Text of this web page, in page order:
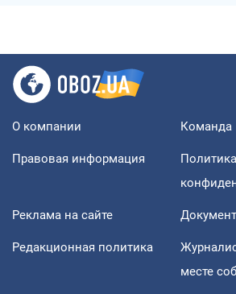
О компании Команда
Правовая информация
Политика
Реклама на сайте
Редакционная политика
месте